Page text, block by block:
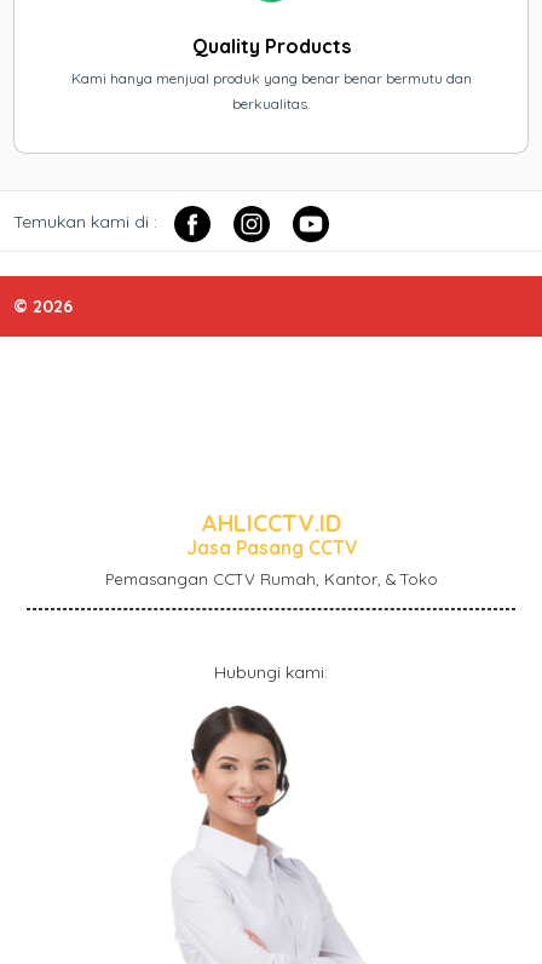
Quality Products
Kami hanya menjual produk yang benar benar bermutu dan
berkualitas.
Temukan kami di :
© 2026
AHLICCTV.ID
Jasa Pasang CCTV
Pemasangan CCTV Rumah, Kantor, & Toko
Hubungi kami: